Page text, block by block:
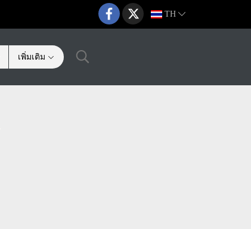
TH
เพิ่มเติม